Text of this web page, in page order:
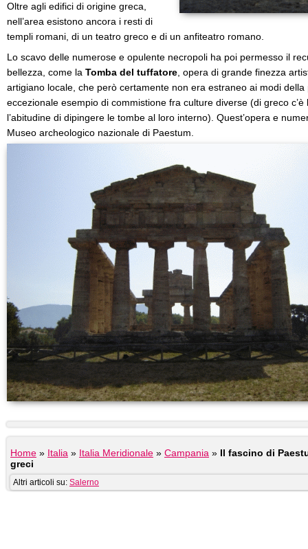
Oltre agli edifici di origine greca,
nell’area esistono ancora i resti di
templi romani, di un teatro greco e di un anfiteatro romano.
Lo scavo delle numerose e opulente necropoli ha poi permesso il
bellezza, come la Tomba del tuffatore , opera di grande finezza
artigiano locale, che però certamente non era estraneo ai modi
eccezionale esempio di commistione fra culture diverse (di greco c’è
l’abitudine di dipingere le tombe al loro interno). Quest’opera e
Museo archeologico nazionale di Paestum.
Home » Italia » Italia Meridionale » Campania » Il fascino di
greci
Altri articoli su: Salerno